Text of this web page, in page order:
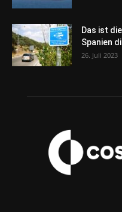
Das ist
Spanien
26. Juli 2023